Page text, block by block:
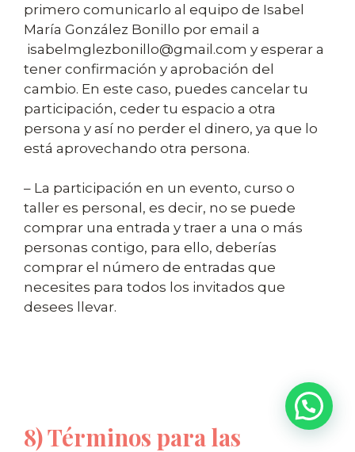
primero comunicarlo al equipo de Isabel
María González Bonillo por email a
isabelmglezbonillo@gmail.com y esperar a
tener confirmación y aprobación del
cambio. En este caso, puedes cancelar tu
participación, ceder tu espacio a otra
persona y así no perder el dinero, ya que lo
está aprovechando otra persona.
– La participación en un evento, curso o
taller es personal, es decir, no se puede
comprar una entrada y traer a una o más
personas contigo, para ello, deberías
comprar el número de entradas que
necesites para todos los invitados que
desees llevar.
8) Términos para las